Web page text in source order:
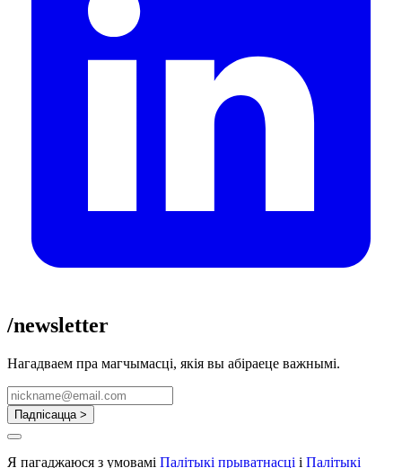
/newsletter
Нагадваем пра магчымасці, якія вы абіраеце важнымі.
Падпісацца >
Я пагаджаюся з умовамі Палітыкі прыватнасці і Палітыкі